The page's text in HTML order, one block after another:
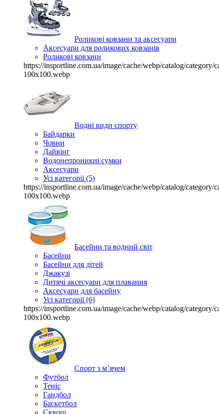
Роликові ковзани та аксесуари
Аксесуари для роликових ковзанів
Роликові ковзани
https://insportline.com.ua/image/cache/webp/catalog/category/
100x100.webp
Водні види спорту
Байдарки
Човни
Дайвінг
Водонепроникні сумки
Аксесуари
Усі категорії (5)
https://insportline.com.ua/image/cache/webp/catalog/category/
100x100.webp
Басейни та водний світ
Басейни
Басейни для дітей
Джакузі
Дитячі аксесуари для плавання
Аксесуари для басейну
Усі категорії (6)
https://insportline.com.ua/image/cache/webp/catalog/category/
100x100.webp
Спорт з м’ячем
Футбол
Теніс
Гандбол
Баскетбол
Сквош